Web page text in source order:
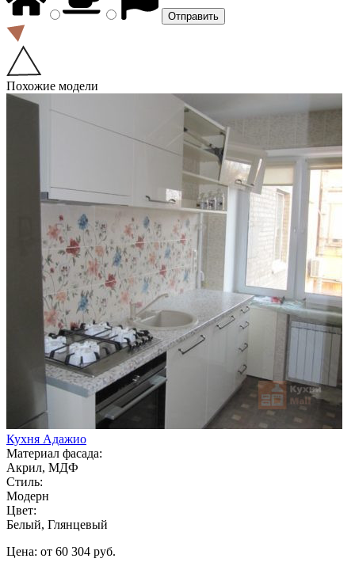
Похожие модели
Кухня Адажио
Материал фасада:
Акрил, МДФ
Стиль:
Модерн
Цвет:
Белый, Глянцевый
Цена: от 60 304 руб.